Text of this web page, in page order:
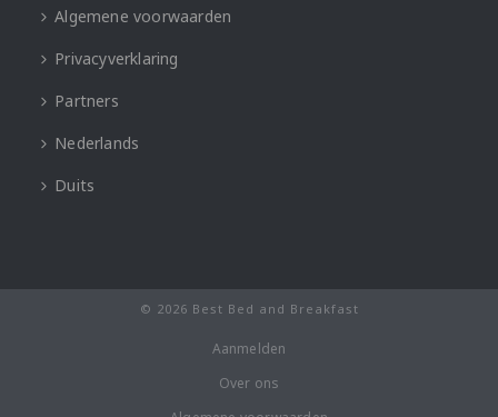
Algemene voorwaarden
Privacyverklaring
Partners
Nederlands
Duits
© 2026 Best Bed and Breakfast
Aanmelden
Over ons